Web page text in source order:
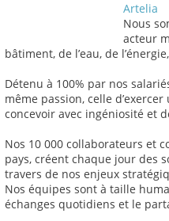
Artelia
Nous
acteur
bâtiment, de l’eau, de
Détenu à 100% par nos
même passion, celle
concevoir avec ingéniosité et
Nos 10 000 collaborateurs et
pays, créent chaque jour des
travers de nos enjeux
Nos équipes sont à taille
échanges quotidiens et le